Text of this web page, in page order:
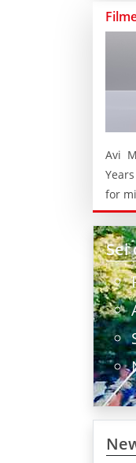
Avi
for
Sei